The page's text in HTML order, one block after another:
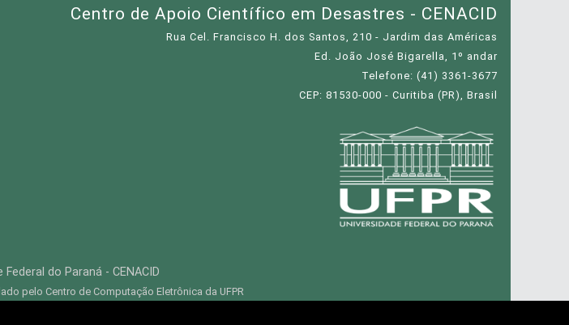
Centro de Apoio Científico em Desastres - CENACID
Rua Cel. Francisco H. dos Santos, 210 - Jardim das Américas
Ed. João José Bigarella, 1º andar
Telefone: (41) 3361-3677
CEP: 81530-000 - Curitiba (PR), Brasil
do Paraná - CENACID
pelo Centro de Computação Eletrônica da UFPR